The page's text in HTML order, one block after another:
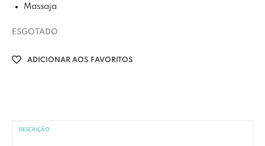
Massaja
ESGOTADO
ADICIONAR AOS FAVORITOS
DESCRIÇÃO